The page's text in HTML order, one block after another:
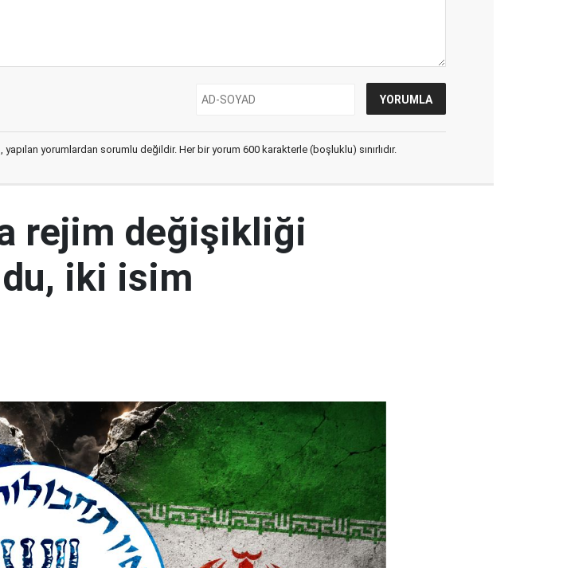
yorumlardan sorumlu değildir. Her bir yorum 600 karakterle (boşluklu) sınırlıdır.
rejim değişikliği
iki isim